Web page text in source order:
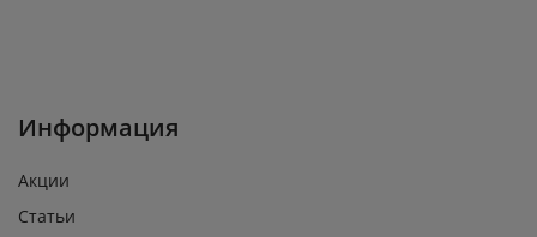
Информация
Акции
Статьи